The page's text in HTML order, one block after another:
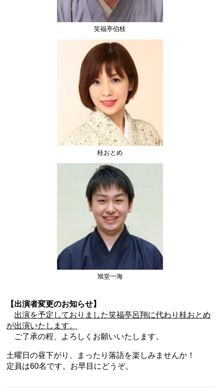
笑福亭伯枝
桂おとめ
旭堂一海
【出演者変更のお知らせ】
出演を予定しておりました笑福亭呂翔に代わり桂おとめ
が出演いたします。
ご了承の程、よろしくお願いいたします。
土曜日の昼下がり、まったり落語を楽しみませんか！
定員は60名です。お早目にどうぞ。